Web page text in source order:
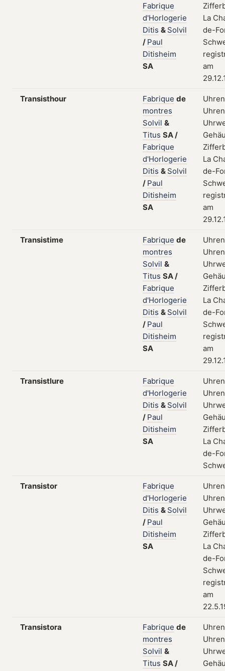
Fabrique
d'Horlogerie
Ditis & Solvil
/ Paul
Ditisheim
SA
La
de-
am
Transisthour Fabrique de
montres
Solvil &
Titus SA/
Fabrique
d'Horlogerie
Ditis & Solvil
/ Paul
Ditisheim
SA
La
de-
am
Transistime Fabrique de
montres
Solvil &
Titus SA/
Fabrique
d'Horlogerie
Ditis & Solvil
/ Paul
Ditisheim
SA
La
de-
am
Transistlure
Fabrique
d'Horlogerie
Ditis & Solvil
/ Paul
Ditisheim
SA
La
de-
Transistor
Fabrique
d'Horlogerie
Ditis & Solvil
/ Paul
Ditisheim
SA
La
de-
am
Transistora Fabrique de
montres
Solvil &
Titus SA/